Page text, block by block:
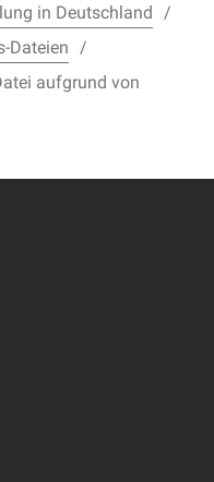
in Deutschland
Dateien
aufgrund von